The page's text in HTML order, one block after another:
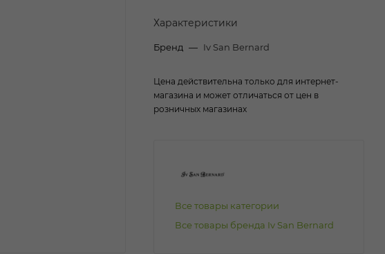
Характеристики
Бренд — Iv San Bernard
Цена действительна только для интернет-
магазина и может отличаться от цен в
розничных магазинах
Все товары категории
Все товары бренда Iv San Bernard